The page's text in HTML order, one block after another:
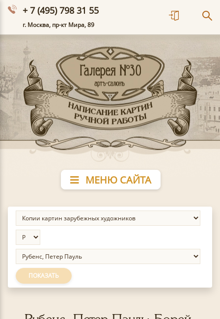
+ 7 (495) 798 31 55
г. Москва, пр-кт Мира, 89
МЕНЮ САЙТА
ПОКАЗАТЬ